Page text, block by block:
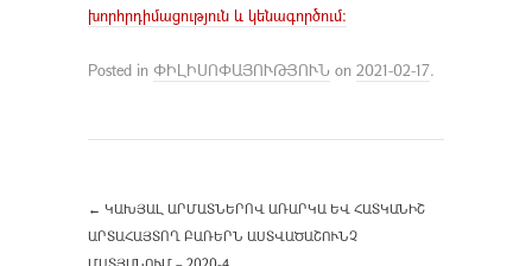
խորհրդիմացություն և կենագործում:
Posted in ՓԻԼԻՍՈՓԱՅՈՒԹՅՈՒՆ on 2021-02-17.
← ԿԱԽՅԱԼ ԱՐՄԱՏՆԵՐՈՎ ԱՌԱՐԿԱ ԵՎ ՀԱՏԿԱՆԻՇ
ԱՐՏԱՀԱՅՏՈՂ ԲԱՌԵՐՆ ԱՍՏՎԱԾԱՇՈՒՆՉ